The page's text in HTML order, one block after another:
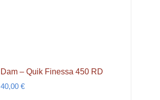
Dam – Quik Finessa 450 RD
40,00€